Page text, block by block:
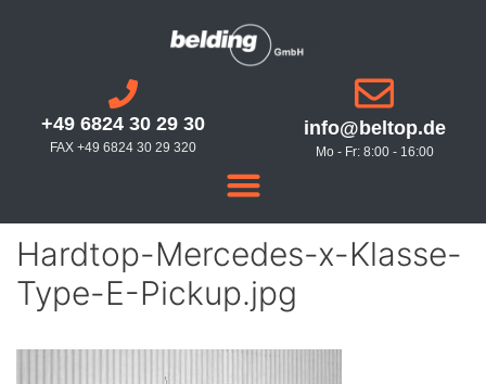
+49 6824 30 29 30
FAX +49 6824 30 29 320
info@beltop.de
Mo - Fr: 8:00 - 16:00
Hardtop-Mercedes-x-Klasse-
Type-E-Pickup.jpg